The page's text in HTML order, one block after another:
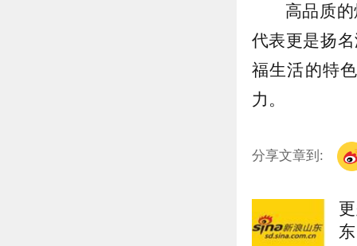
高品质
代表更是扬
福生活的特
力。
分享文章到: